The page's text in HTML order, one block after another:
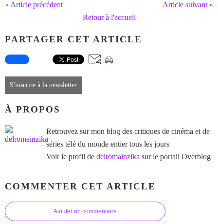
« Article précédent
Article suivant »
Retour à l'accueil
PARTAGER CET ARTICLE
S'inscrire à la newsletter
À PROPOS
Retrouvez sur mon blog des critiques de cinéma et de
séries télé du monde entier tous les jours
Voir le profil de delromainzika sur le portail Overblog
COMMENTER CET ARTICLE
Ajouter un commentaire